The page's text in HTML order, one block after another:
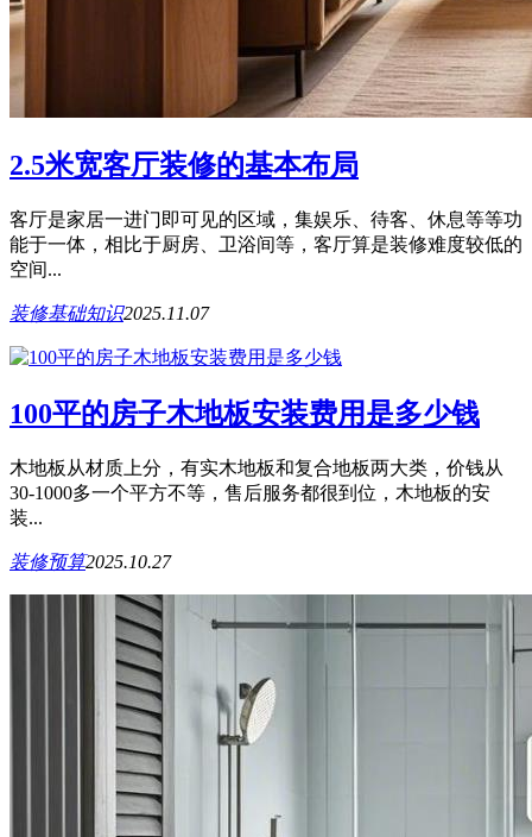
2.5米宽客厅装修的基本布局
客厅是家居一进门即可见的区域，集娱乐、待客、休息等等功
能于一体，相比于厨房、卫浴间等，客厅算是装修难度较低的
空间...
装修基础知识2025.11.07
100平的房子木地板安装费用是多少钱
木地板从材质上分，有实木地板和复合地板两大类，价钱从
30-1000多一个平方不等，售后服务都很到位，木地板的安
装...
装修预算2025.10.27